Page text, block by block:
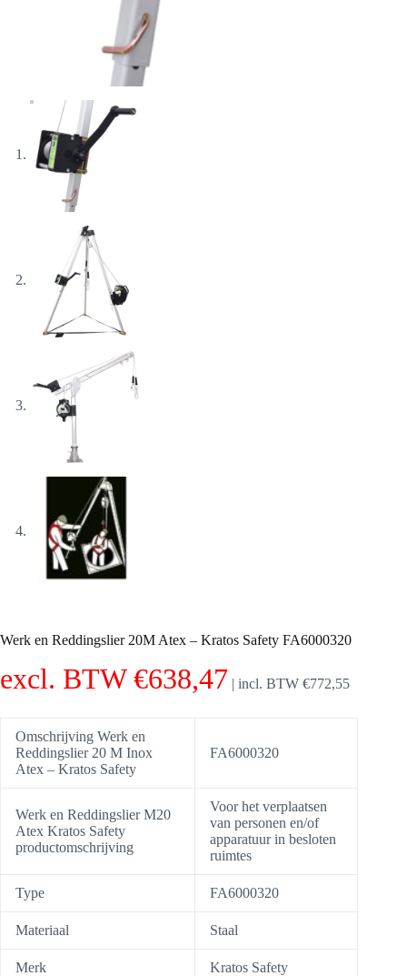
Werk en Reddingslier 20M Atex – Kratos Safety FA6000320
excl. BTW€638,47 | incl. BTW €772,55
Omschrijving Werk en
Reddingslier 20 M Inox
Atex – Kratos Safety
FA6000320
Werk en Reddingslier M20
Atex Kratos Safety
productomschrijving
Voor het verplaatsen
van personen en/of
apparatuur in besloten
ruimtes
Type FA6000320
Materiaal Staal
Merk Kratos Safety